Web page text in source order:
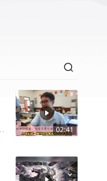
02:41